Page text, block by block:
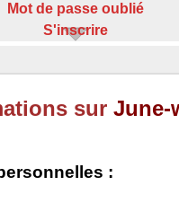
Mot de passe oublié
S'inscrire
sur June-
: